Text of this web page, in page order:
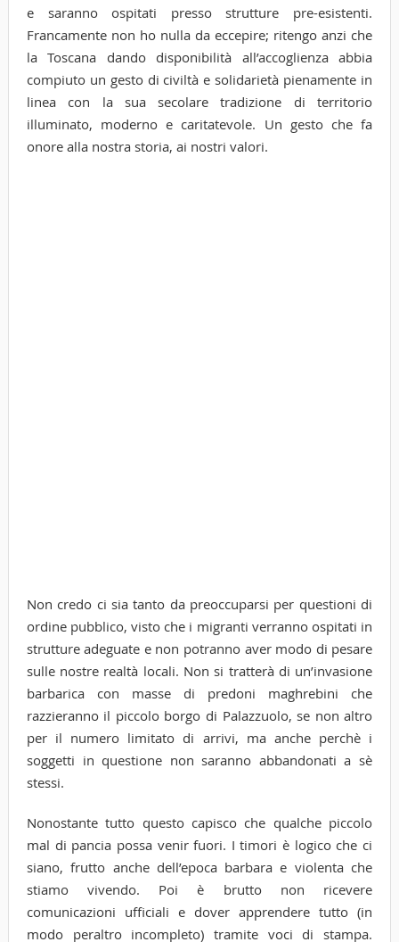
e saranno ospitati presso strutture pre-esistenti.
Francamente non ho nulla da eccepire; ritengo anzi che
la Toscana dando disponibilità all’accoglienza abbia
compiuto un gesto di civiltà e solidarietà pienamente in
linea con la sua secolare tradizione di territorio
illuminato, moderno e caritatevole. Un gesto che fa
onore alla nostra storia, ai nostri valori.
Non credo ci sia tanto da preoccuparsi per questioni di
ordine pubblico, visto che i migranti verranno ospitati in
strutture adeguate e non potranno aver modo di pesare
sulle nostre realtà locali. Non si tratterà di un’invasione
barbarica con masse di predoni maghrebini che
razzieranno il piccolo borgo di Palazzuolo, se non altro
per il numero limitato di arrivi, ma anche perchè i
soggetti in questione non saranno abbandonati a sè
stessi.
Nonostante tutto questo capisco che qualche piccolo
mal di pancia possa venir fuori. I timori è logico che ci
siano, frutto anche dell’epoca barbara e violenta che
stiamo vivendo. Poi è brutto non ricevere
comunicazioni ufficiali e dover apprendere tutto (in
modo peraltro incompleto) tramite voci di stampa.